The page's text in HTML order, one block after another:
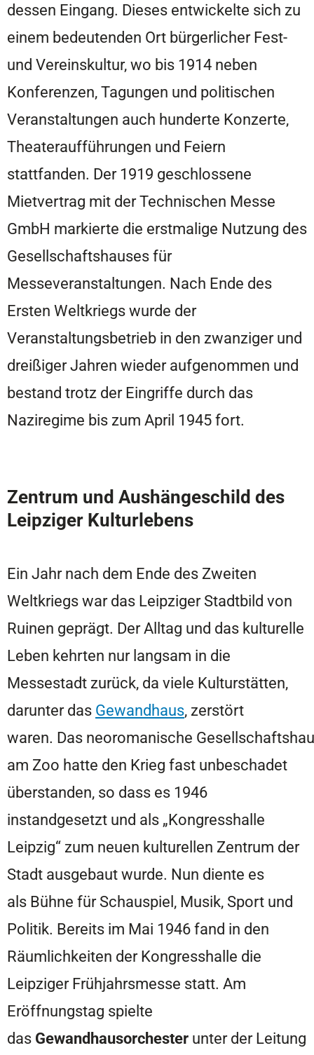
dessen Eingang. Dieses entwickelte sich zu
einem bedeutenden Ort bürgerlicher Fest-
und Vereinskultur, wo bis 1914 neben
Konferenzen, Tagungen und politischen
Veranstaltungen auch hunderte Konzerte,
Theateraufführungen und Feiern
stattfanden. Der 1919 geschlossene
Mietvertrag mit der Technischen Messe
GmbH markierte die erstmalige Nutzung des
Gesellschaftshauses für
Messeveranstaltungen. Nach Ende des
Ersten Weltkriegs wurde der
Veranstaltungsbetrieb in den zwanziger und
dreißiger Jahren wieder aufgenommen und
bestand trotz der Eingriffe durch das
Naziregime bis zum April 1945 fort.
Zentrum und Aushängeschild des
Leipziger Kulturlebens
Ein Jahr nach dem Ende des Zweiten
Weltkriegs war das Leipziger Stadtbild von
Ruinen geprägt. Der Alltag und das kulturelle
Leben kehrten nur langsam in die
Messestadt zurück, da viele Kulturstätten,
darunter das Gewandhaus, zerstört
waren. Das neoromanische
am Zoo hatte den Krieg fast unbeschadet
überstanden, so dass es 1946
instandgesetzt und als „Kongresshalle
Leipzig“ zum neuen kulturellen Zentrum der
Stadt ausgebaut wurde. Nun diente es
als Bühne für Schauspiel, Musik, Sport und
Politik. Bereits im Mai 1946 fand in den
Räumlichkeiten der Kongresshalle die
Leipziger Frühjahrsmesse statt. Am
Eröffnungstag spielte
das Gewandhausorchester unter der Leitung